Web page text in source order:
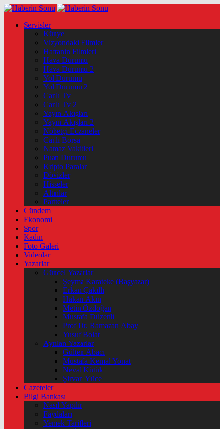
Servisler
Künye
Vizyondaki Filmler
Haftanin Filmleri
Hava Durumu
Hava Durumu 2
Yol Durumu
Yol Durumu 2
Canlı Tv
Canlı Tv 2
Yayın Akışları
Yayın Akışları 2
Nöbetçi Eczaneler
Canlı Borsa
Namaz Vakitleri
Puan Durumu
Kripto Paralar
Dövizler
Hisseler
Altınlar
Pariteler
Gündem
Ekonomi
Spor
Kadın
Foto Galeri
Videolar
Yazarlar
Güncel Yazarlar
Şeyma Karateke (Başyazar)
Erkan Çakıllı
Hakan Akın
Metin Özdoğan
Mustafa Düzenli
Prof Dr. Ramazan Abay
Yusuf Bolat
Ayrılan Yazarlar
Gülten Abacı
Mustafa Kemal Yonat
Neval Kütük
Şirvan Yüce
Gazeteler
Bilgi Bankası
Nasıl Yapılır
Faydaları
Yemek Tarifleri